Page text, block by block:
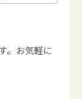
お気軽に